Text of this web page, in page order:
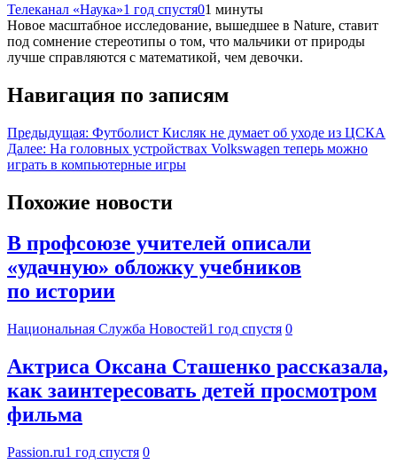
Телеканал «Наука»1 год спустя01 минуты
Новое масштабное исследование, вышедшее в Nature, ставит
под сомнение стереотипы о том, что мальчики от природы
лучше справляются с математикой, чем девочки.
Навигация по записям
Предыдущая: Футболист Кисляк не думает об уходе из ЦСКА
Далее: На головных устройствах Volkswagen теперь можно
играть в компьютерные игры
Похожие новости
В профсоюзе учителей описали
«удачную» обложку учебников
по истории
Национальная Служба Новостей1 год спустя 0
Актриса Оксана Сташенко рассказала,
как заинтересовать детей просмотром
фильма
Passion.ru1 год спустя 0